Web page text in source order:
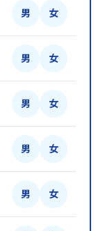
男 女
男 女
男 女
男 女
男 女